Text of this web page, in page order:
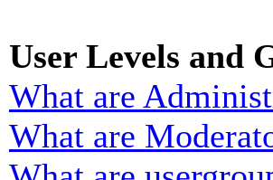
User Levels and
What are
What are